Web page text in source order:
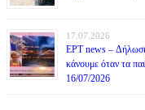
17.07.2026
ΕΡΤ news –
κάνουμε όταν τα
16/07/2026